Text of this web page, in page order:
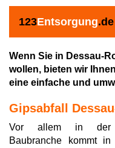
123Entsorgung.de
Wenn Sie in Dessau-
wollen, bieten wir
eine einfache und
Gipsabfall
Vor allem in der
Baubranche kommt in